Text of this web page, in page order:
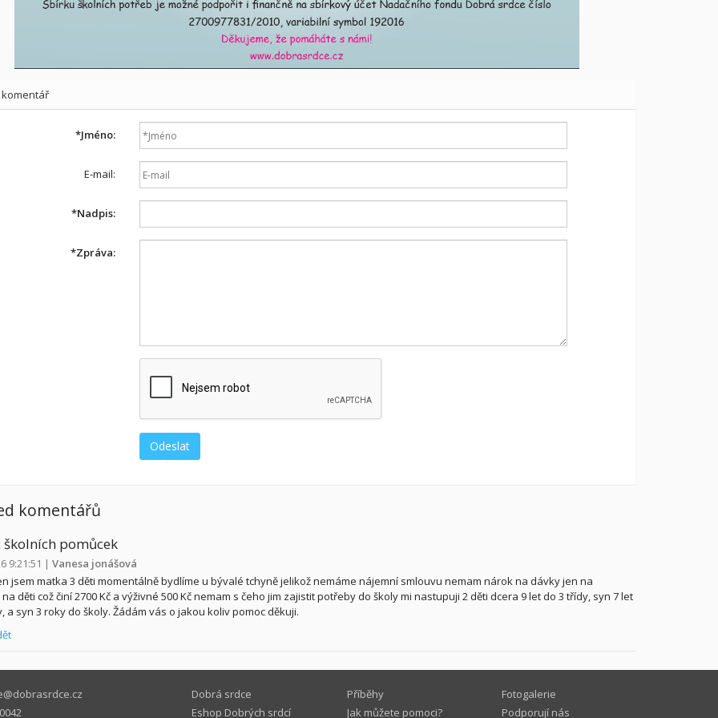
*Jméno:
E-mail:
*Nadpis:
*Zpráva:
komentářů
školních pomůcek
9:21:51 | Vanesa jonášová
jsem matka 3 děti momentálně bydlíme u bývalé tchyně jelikož nemáme nájemní smlouvu nemam nárok na dávky jen na
děti což činí 2700 Kč a výživné 500 Kč nemam s čeho jim zajistit potřeby do školy mi nastupuji 2 děti dcera 9 let do 3 třídy, syn 7 let
a syn 3 roky do školy. Žádám vás o jakou koliv pomoc děkuji.
Dobrá srdce
Eshop Dobrých srdcí
Příběhy
Jak můžete pomoci?
Fotogalerie
Podporují nás